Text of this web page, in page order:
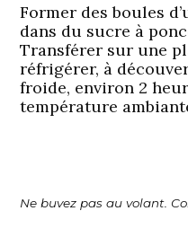
Former des boules
dans du sucre à
Transférer sur une
réfrigérer, à
froide, environ 2
température
Ne buvez pas au volant.